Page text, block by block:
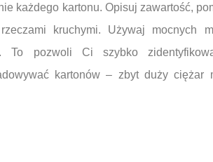
każdego kartonu. Opisuj zawartość,
kruchymi. Używaj mocnych
To pozwoli Ci szybko
kartonów – zbyt duży ciężar